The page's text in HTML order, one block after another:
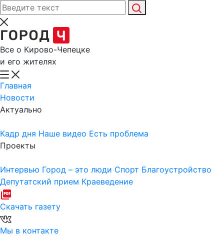
Все о Кирово-Чепецке
и его жителях
Главная
Новости
Актуально
Кадр дня Наше видео Есть проблема
Проекты
Интервью Город – это люди Спорт Благоустройство
Депутатский прием Краеведение
Скачать газету
Мы в контакте